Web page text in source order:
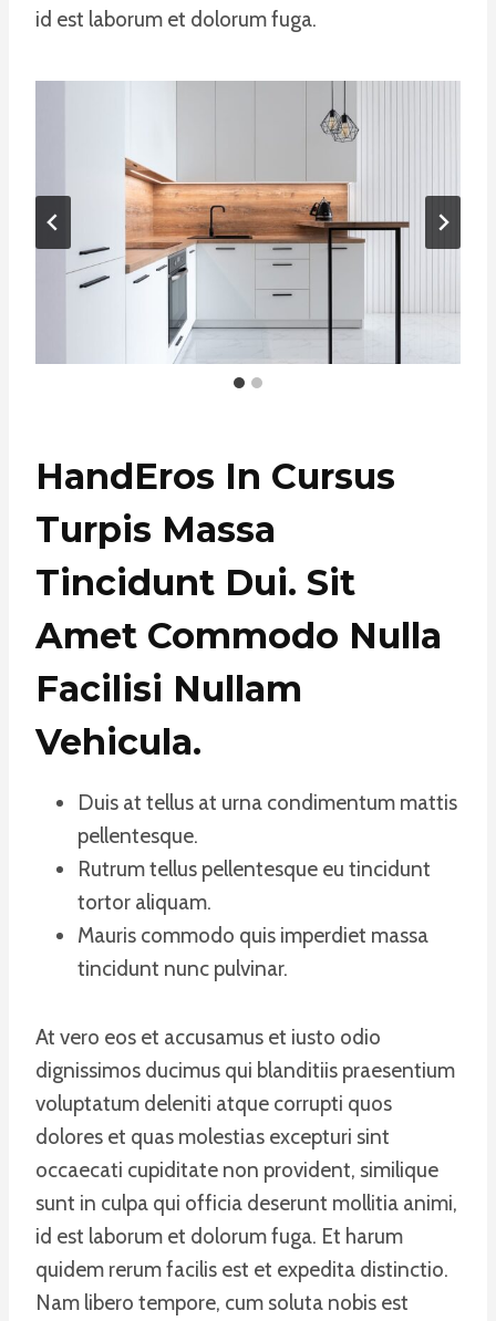
id est laborum et dolorum fuga.
HandEros In Cursus
Turpis Massa
Tincidunt Dui. Sit
Amet Commodo Nulla
Facilisi Nullam
Vehicula.
Duis at tellus at urna condimentum mattis
pellentesque.
Rutrum tellus pellentesque eu tincidunt
tortor aliquam.
Mauris commodo quis imperdiet massa
tincidunt nunc pulvinar.
At vero eos et accusamus et iusto odio
dignissimos ducimus qui blanditiis praesentium
voluptatum deleniti atque corrupti quos
dolores et quas molestias excepturi sint
occaecati cupiditate non provident, similique
sunt in culpa qui officia deserunt mollitia animi,
id est laborum et dolorum fuga. Et harum
quidem rerum facilis est et expedita distinctio.
Nam libero tempore, cum soluta nobis est